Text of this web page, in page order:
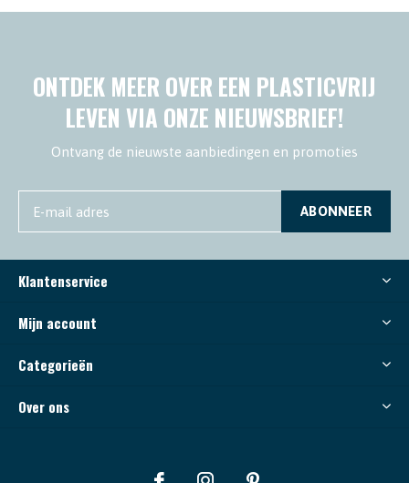
ONTDEK MEER OVER EEN PLASTICVRIJ
LEVEN VIA ONZE NIEUWSBRIEF!
Ontvang de nieuwste aanbiedingen en promoties
ABONNEER
Klantenservice
Mijn account
Categorieën
Over ons